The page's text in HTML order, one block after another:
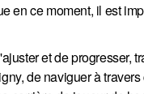
en ce moment, il est
et de progresser,
de naviguer à